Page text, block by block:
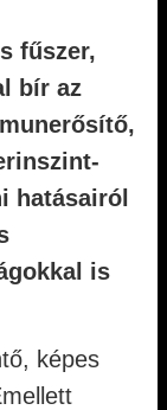
fűszer,
bír az
hatásairól
is
képes